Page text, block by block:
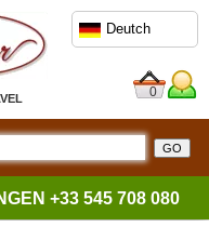
Deutch
0
+33 545 708 080